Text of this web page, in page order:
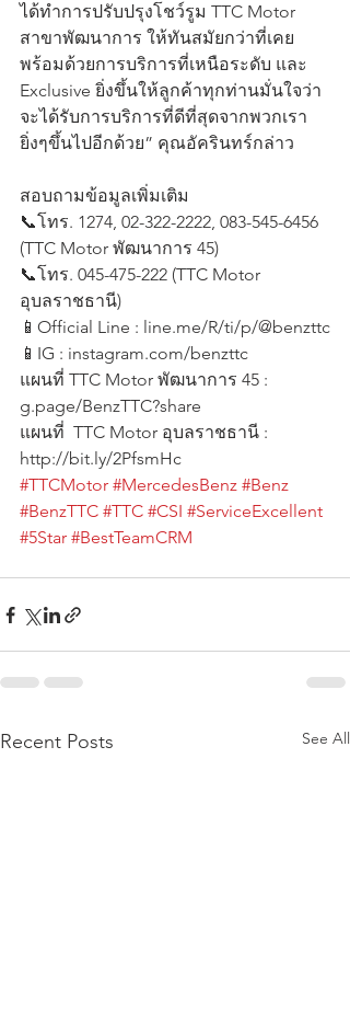
ได้ทำการปรับปรุงโชว์รูม TTC Motor
สาขาพัฒนาการ ให้ทันสมัยกว่าที่เคย
พร้อมด้วยการบริการที่เหนือระดับ และ
Exclusive ยิ่งขึ้นให้ลูกค้าทุกท่านมั่นใจว่า
จะได้รับการบริการที่ดีที่สุดจากพวกเรา
ยิ่งๆขึ้นไปอีกด้วย” คุณอัครินทร์กล่าว
สอบถามข้อมูลเพิ่มเติม
📞โทร. 1274, 02-322-2222, 083-545-6456
(TTC Motor พัฒนาการ 45)
📞โทร. 045-475-222 (TTC Motor
อุบลราชธานี)
📱Official Line : line.me/R/ti/p/@benzttc
📱IG : instagram.com/benzttc
แผนที่ TTC Motor พัฒนาการ 45 :
g.page/BenzTTC?share
แผนที่  TTC Motor อุบลราชธานี :
http://bit.ly/2PfsmHc
#TTCMotor #MercedesBenz #Benz
#BenzTTC #TTC #CSI #ServiceExcellent
#5Star #BestTeamCRM
Recent Posts See All